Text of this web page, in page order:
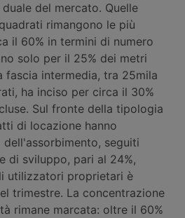
del mercato. Quelle
rimangono le più
il 60% in termini di numero
solo per il 25% dei metri
fascia intermedia, tra 25mila
ha inciso per circa il 30%
Sul fronte della tipologia
di locazione hanno
seguiti
di sviluppo, pari al 24%,
utilizzatori proprietari è
trimestre. La concentrazione
rimane marcata: oltre il 60%